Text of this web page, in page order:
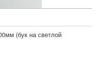
(бук на светлой